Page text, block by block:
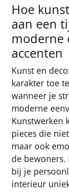
Hoe
aan een
moderne
accenten
Kunst en
karakter toe
wanneer je
moderne
Kunstwerken
pieces die
maar ook
de bewoners.
bij je
interieur